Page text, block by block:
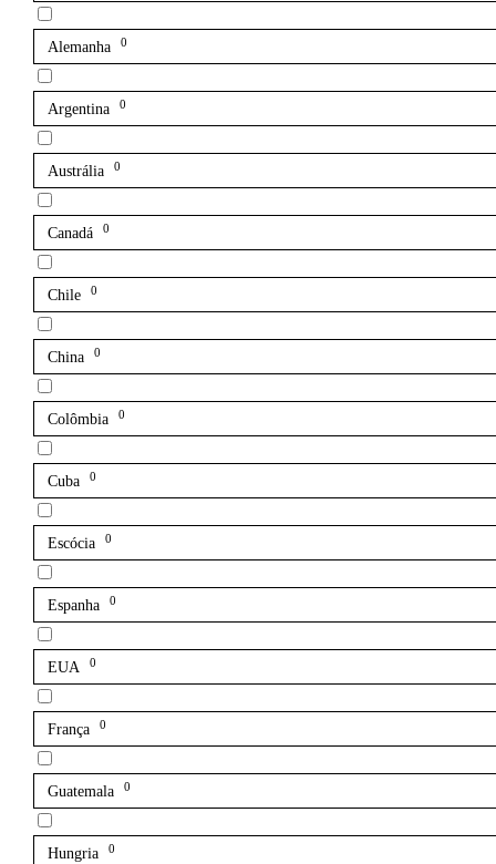
Alemanha 0
Argentina 0
Austrália 0
Canadá 0
Chile 0
China 0
Colômbia 0
Cuba 0
Escócia 0
Espanha 0
EUA 0
França 0
Guatemala 0
Hungria 0